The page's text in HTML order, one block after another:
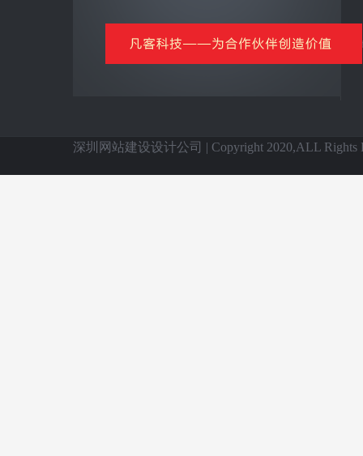
信息化基础产品
深圳网站建设设计公司 | Copyright 2020,ALL Rights